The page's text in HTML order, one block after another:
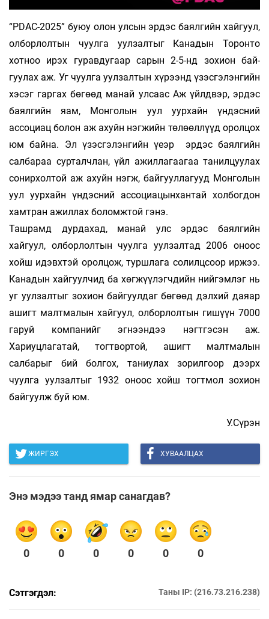
“PDAC-2025” буюу олон улсын эрдэс баял­гийн хайгуул,
олборлолтын чуулга уул­залтыг Канадын Торонто
хотноо ирэх гуравдугаар сарын 2-5-нд зохион бай­
гуулах аж. Уг чуулга уулзалтын хү­рээнд үзэсгэлэнгийн
хэсэг гаргах бө­гөөд манай улсаас Аж үйлдвэр, эр­дэс
баялгийн яам, Монголын уул уур­хайн үндэсний
ассоциац болон аж ахуйн нэг­жийн төлөөллүүд оролцох
юм бай­на. Эл үзэсгэлэнгийн үеэр эрдэс баялгийн
салбараа сур­талч­­лан, үйл ажиллагаагаа танилцуулах
со­нир­хол­той аж ахуйн нэгж, байгууллагууд Мон­голын
уул уурхайн үндэсний ас­со­циа­ц­ын­хантай холбогдон
хамтран ажиллах бо­ломжтой гэнэ.
Ташрамд дурдахад, манай улс эрдэс баялгийн
хайгуул, олборлолтын чуулга уулзалтад 2006 оноос
хойш идэвхтэй орол­­цож, туршлага солилцсоор ир­жээ.
Ка­надын хайгуулчид ба хөг­жүү­лэгч­дийн нийгэмлэг нь
уг уулзалтыг зохион бай­гуулдаг бөгөөд дэлхий даяар
ашигт малт­малын хайгуул, олборлолтын ги­шүүн 7000
гаруй компанийг эг­нээн­дээ нэгт­­гэсэн аж.
Хариуцлагатай, тогт­вор­той, ашигт малтмалын
салбарыг бий бол­гох, та­ниулах зорилгоор дээрх
чуулга уул­зал­тыг 1932 оноос хойш тогт­мол зохион
байгуулж буй юм.
У.Сүрэн
ЖИРГЭХ ХУВААЛЦАХ
Энэ мэдээ танд ямар санагдав?
0 0 0 0 0 0
Сэтгэгдэл: Таны IP: (216.73.216.238)